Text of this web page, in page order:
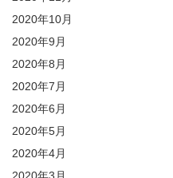
2020年10月
2020年9月
2020年8月
2020年7月
2020年6月
2020年5月
2020年4月